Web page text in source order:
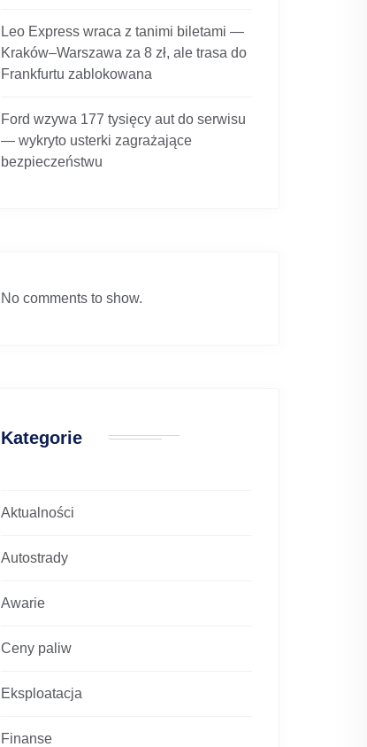
Leo Express wraca z tanimi biletami —
Kraków–Warszawa za 8 zł, ale trasa do
Frankfurtu zablokowana
Ford wzywa 177 tysięcy aut do serwisu
— wykryto usterki zagrażające
bezpieczeństwu
No comments to show.
Kategorie
Aktualności
Autostrady
Awarie
Ceny paliw
Eksploatacja
Finanse